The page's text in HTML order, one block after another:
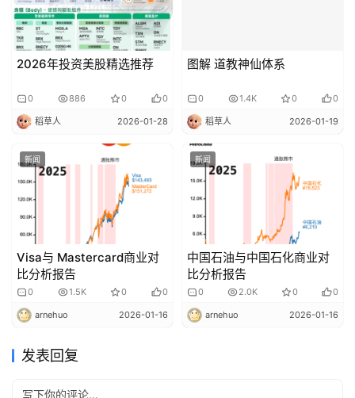
2026年投资美股精选推荐
0 886 0 0
稻草人 2026-01-28
图解 道教神仙体系
0 1.4K 0 0
稻草人 2026-01-19
新闻
Visa与 Mastercard商业对
比分析报告
0 1.5K 0 0
arnehuo 2026-01-16
新闻
中国石油与中国石化商业对
比分析报告
0 2.0K 0 0
arnehuo 2026-01-16
发表回复